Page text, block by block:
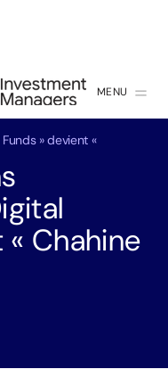
MENU
» devient «
Chahine